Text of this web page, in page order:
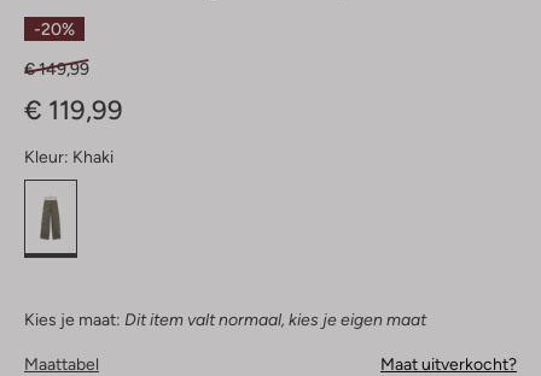
-20%
€ 149,99
€ 119,99
Kleur: Khaki
Kies je maat: Dit item valt normaal, kies je eigen maat
Maattabel Maat uitverkocht?